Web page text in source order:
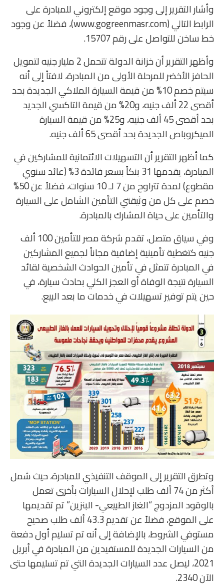
وأشار التقرير إلى وجود موقع إلكتروني للمبادرة على
الرابط التالي (www.gogreenmasr.com)، فضلاً عن وجود
خط ساخن للتواصل على رقم 15707.
وأظهر التقرير أن خزانة الدولة تتحمل 2 مليار جنيه لتمويل
الحافز الأخضر للمرحلة الأولى من المبادرة، لافتاً إلى أنه
سيتم خصم 10% من قيمة السيارة الملاكي الجديدة بحد
أقصى 22 ألف جنيه، و20% من قيمة التاكسي الجديد
بحد أقصى 45 ألف جنيه، و25% من قيمة السيارة
الميكروباص الجديدة بحد أقصى 65 ألف جنيه.
كما أظهر التقرير أن التسهيلات الائتمانية للمشاركين في
المبادرة، يقدمها 31 بنكاً بسعر فائدة 3% (عائد سنوي
مقطوع) لمدة تتراوح من 7 لـ 10 سنوات، فضلاً عن 50%
خصم على كل من وثيقتي التأمين الشامل على السيارة
والتأمين على حياة المشارك بالمبادرة.
وفي سياق متصل، تقدم شركة مصر للتأمين 100 ألف
جنيه كتغطية تأمينية إضافية مجاناً لجميع المشاركين
في المبادرة تتمثل في تأمين الحوادث الشخصية لقائد
السيارة نتيجة الوفاة أو العجز الكلي بحادث سيارة، في
حين يتم توفير تسهيلات في خدمات ما بعد البيع.
وتطرق التقرير إلى الموقف التنفيذي للمبادرة، حيث شمل
أكثر من 74 ألف طلب لإحلال السيارات بأخرى تعمل
بالوقود المزدوج “الغاز الطبيعي- البنزين” تم تقديمها
على الموقع، فضلاً عن تقديم 43.3 ألف طلب صحيح
مستوفي الشروط، بالإضافة إلى أنه تم تسليم أول دفعة
من السيارات الجديدة للمستفيدين من المبادرة في أبريل
2021، ليصل عدد السيارات الجديدة التي تم تسليمها حتى
الآن 2340.